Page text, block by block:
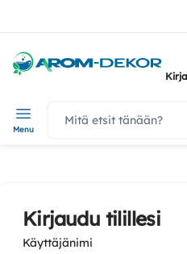
Menu
Kirjaudu tilillesi
Käyttäjänimi